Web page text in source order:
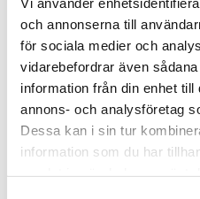
och annonserna till
för sociala medier och
vidarebefordrar även
information från din enhet
annons- och analysföretag
Dessa kan i sin tur
information som du har
NYHET